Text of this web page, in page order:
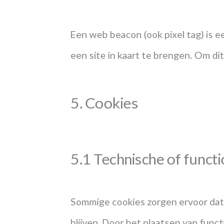
Een web beacon (ook pixel tag) is
een site in kaart te brengen. Om
5. Cookies
5.1 Technische of
Sommige cookies zorgen ervoor